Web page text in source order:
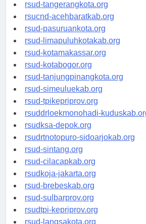
rsud-tangerangkota.org
rsucnd-acehbaratkab.org
rsud-pasuruankota.org
rsud-limapuluhkotakab.org
rsud-kotamakassar.org
rsud-kotabogor.org
rsud-tanjungpinangkota.org
rsud-simeuluekab.org
rsud-tpikepriprov.org
rsuddrloekmonohadi-kuduskab.org
rsudksa-depok.org
rsudrtnotopuro-sidoarjokab.org
rsud-sintang.org
rsud-cilacapkab.org
rsudkoja-jakarta.org
rsud-brebeskab.org
rsud-sulbarprov.org
rsudtpi-kepriprov.org